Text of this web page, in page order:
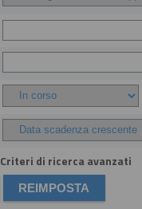
Criteri di ricerca avanzati